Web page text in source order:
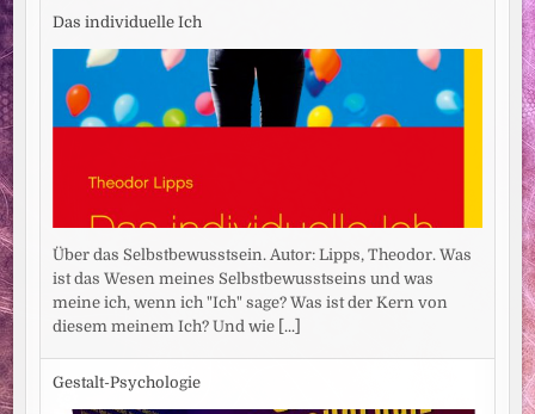
Das individuelle Ich
Über das Selbstbewusstsein. Autor: Lipps, Theodor. Was
ist das Wesen meines Selbstbewusstseins und was
meine ich, wenn ich "Ich" sage? Was ist der Kern von
diesem meinem Ich? Und wie [...]
Gestalt-Psychologie